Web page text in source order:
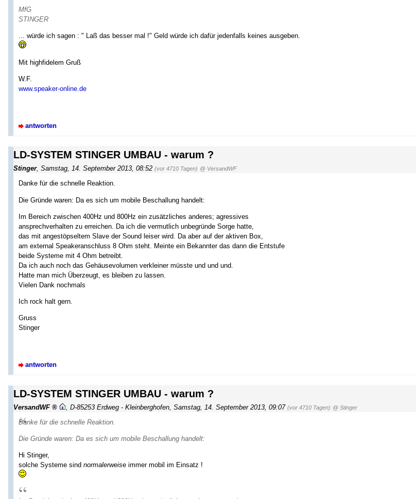
MfG
STINGER
... würde ich sagen : " Laß das besser mal !" Geld würde ich dafür jedenfalls keines ausgeben.
Mit highfidelem Gruß
W.F.
www.speaker-online.de
antworten
LD-SYSTEM STINGER UMBAU - warum ?
Stinger, Samstag, 14. September 2013, 08:52 (vor 4710 Tagen) @ VersandWF
Danke für die schnelle Reaktion.
Die Gründe waren: Da es sich um mobile Beschallung handelt:
Im Bereich zwischen 400Hz und 800Hz ein zusätzliches anderes; agressives
ansprechverhalten zu erreichen. Da ich die vermutlich unbegründe Sorge hatte,
das mit angestöpseltem Slave der Sound leiser wird. Da aber auf der aktiven Box,
am external Speakeranschluss 8 Ohm steht. Meinte ein Bekannter das dann die Entstufe
beide Systeme mit 4 Ohm betreibt.
Da ich auch noch das Gehäusevolumen verkleiner müsste und und und.
Hatte man mich Überzeugt, es bleiben zu lassen.
Vielen Dank nochmals
Ich rock halt gern.
Gruss
Stinger
antworten
LD-SYSTEM STINGER UMBAU - warum ?
VersandWF , D-85253 Erdweg - Kleinberghofen, Samstag, 14. September 2013, 09:07 (vor 4710 Tagen) @ Stinger
Danke für die schnelle Reaktion.
Die Gründe waren: Da es sich um mobile Beschallung handelt:
Hi Stinger,
solche Systeme sind normalerweise immer mobil im Einsatz !